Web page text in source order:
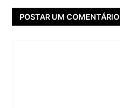
POSTAR UM COMENTÁRIO